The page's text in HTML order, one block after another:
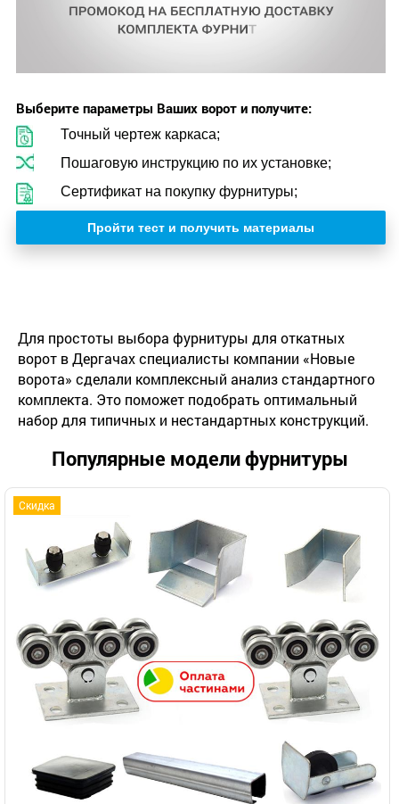
Выберите параметры Ваших ворот и получите:
Точный чертеж каркаса;
Пошаговую инструкцию по их установке;
Сертификат на покупку фурнитуры;
Пройти тест и получить материалы
Для простоты выбора фурнитуры для откатных
ворот в Дергачах специалисты компании «Новые
ворота» сделали комплексный анализ стандартного
комплекта. Это поможет подобрать оптимальный
набор для типичных и нестандартных конструкций.
Популярные модели фурнитуры
Скидка